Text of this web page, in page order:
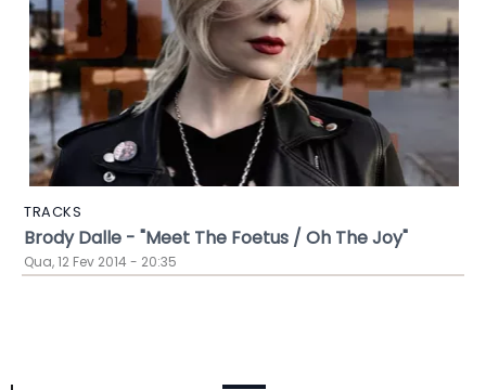
TRACKS
Brody Dalle - "Meet The Foetus / Oh The Joy"
Qua, 12 Fev 2014 - 20:35